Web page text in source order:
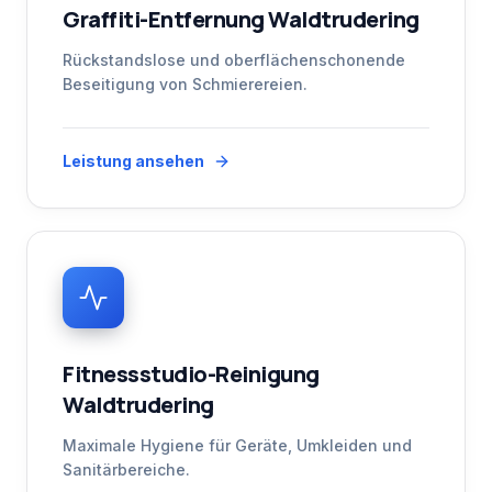
Graffiti-Entfernung Waldtrudering
Rückstandslose und oberflächenschonende
Beseitigung von Schmierereien.
Leistung ansehen
Fitnessstudio-Reinigung
Waldtrudering
Maximale Hygiene für Geräte, Umkleiden und
Sanitärbereiche.